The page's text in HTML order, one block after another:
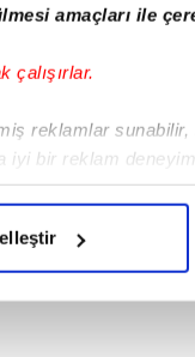
amaçları ile
çalışırlar.
reklamlar sunabilir,
iyi bir reklam
ve bu noktada,
kullanıcılara